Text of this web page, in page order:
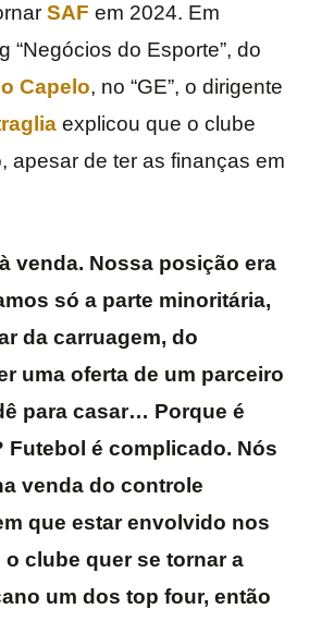
SAF em 2024. Em
“Negócios do Esporte”, do
Capelo, no “GE”, o dirigente
explicou que o clube
apesar de ter as finanças em
venda. Nossa posição era
só a parte minoritária,
da carruagem, do
uma oferta de um parceiro
para casar… Porque é
Futebol é complicado. Nós
venda do controle
que estar envolvido nos
clube quer se tornar a
um dos top four, então